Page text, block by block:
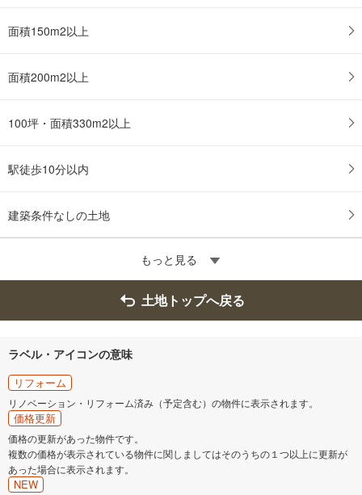
面積150m2以上
面積200m2以上
100坪・面積330m2以上
駅徒歩10分以内
建築条件なしの土地
もっと見る
土地トップへ戻る
ラベル・アイコンの意味
リフォーム
リノベーション・リフォーム済み（予定含む）の物件に表示されます。
価格更新
価格の更新があった物件です。
複数の価格が表示されている物件に関しましてはそのうちの１つ以上に更新が
あった場合に表示されます。
NEW